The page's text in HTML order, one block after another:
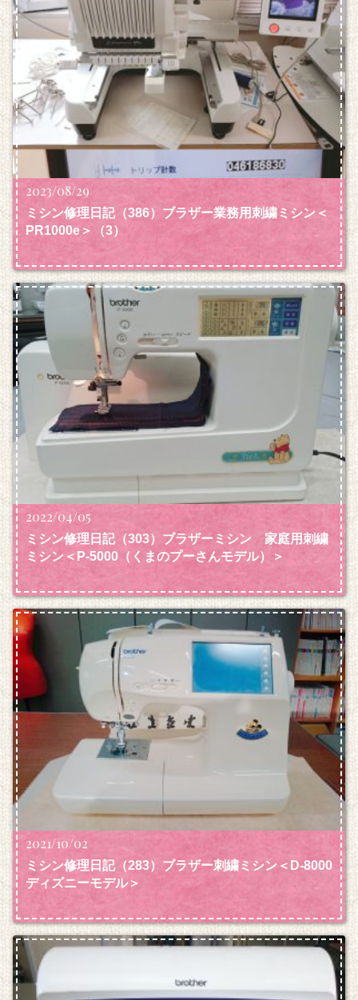
2023/08/29
ミシン修理日記（386）ブラザー業務用刺繍ミシン＜
PR1000e＞（3）
2022/04/05
ミシン修理日記（303）ブラザーミシン 家庭用刺繍
ミシン＜P‐5000（くまのプーさんモデル）＞
2021/10/02
ミシン修理日記（283）ブラザー刺繍ミシン＜D‐8000
ディズニーモデル＞